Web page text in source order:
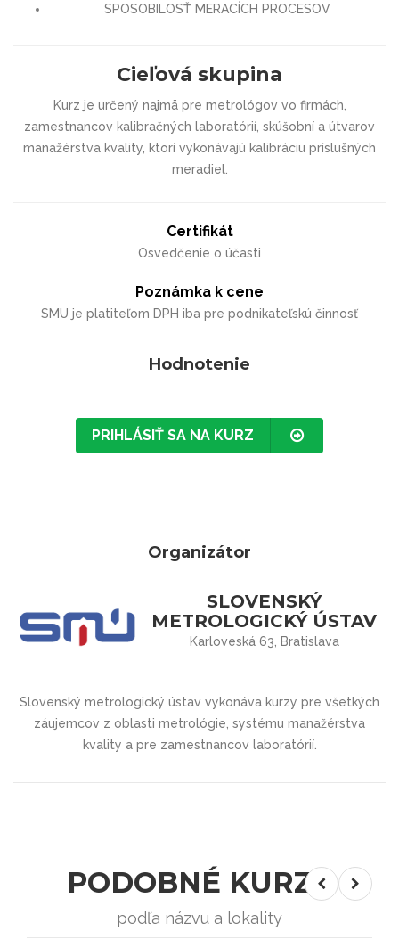
SPOSOBILOSŤ MERACÍCH PROCESOV
Cieľová skupina
Kurz je určený najmä pre metrológov vo firmách,
zamestnancov kalibračných laboratórií, skúšobní a útvarov
manažérstva kvality, ktorí vykonávajú kalibráciu príslušných
meradiel.
Certifikát
Osvedčenie o účasti
Poznámka k cene
SMU je platiteľom DPH iba pre podnikateľskú činnosť
Hodnotenie
PRIHLÁSIŤ SA NA KURZ
Organizátor
SLOVENSKÝ
METROLOGICKÝ ÚSTAV
Karloveská 63, Bratislava
Slovenský metrologický ústav vykonáva kurzy pre všetkých
záujemcov z oblasti metrológie, systému manažérstva
kvality a pre zamestnancov laboratórií.
PODOBNÉ KURZY
podľa názvu a lokality